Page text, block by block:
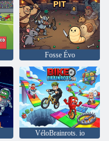
Fosse Évo
VéloBrainrots. io